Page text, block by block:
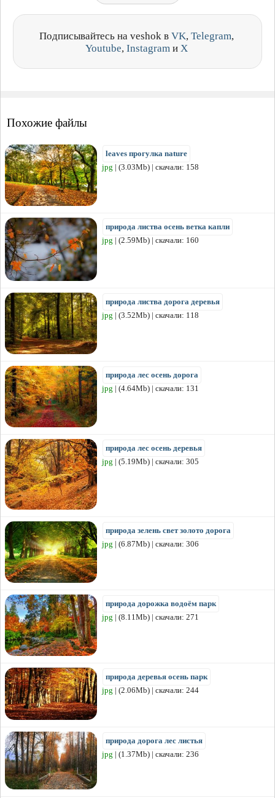
Подписывайтесь на veshok в VK, Telegram,
Youtube, Instagram и X
Похожие файлы
leaves прогулка nature
jpg | (3.03Mb) | скачали: 158
природа листва осень ветка капли
jpg | (2.59Mb) | скачали: 160
природа листва дорога деревья
jpg | (3.52Mb) | скачали: 118
природа лес осень дорога
jpg | (4.64Mb) | скачали: 131
природа лес осень деревья
jpg | (5.19Mb) | скачали: 305
природа зелень свет золото дорога
jpg | (6.87Mb) | скачали: 306
природа дорожка водоём парк
jpg | (8.11Mb) | скачали: 271
природа деревья осень парк
jpg | (2.06Mb) | скачали: 244
природа дорога лес листья
jpg | (1.37Mb) | скачали: 236